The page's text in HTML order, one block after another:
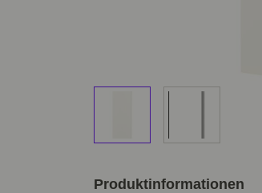
Produktinformationen